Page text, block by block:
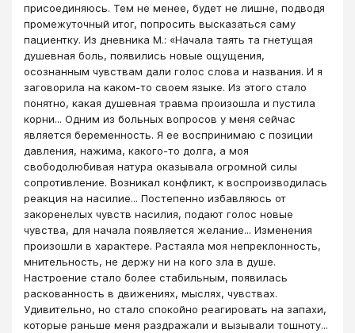
присоединяюсь. Тем не менее, будет не лишне, подводя
промежуточный итог, попросить высказаться саму
пациентку. Из дневника М.: «Начала таять та гнетущая
душевная боль, появились новые ощущения,
осознанным чувствам дали голос слова и названия. И я
заговорила на каком-то своем языке. Из этого стало
понятно, какая душевная травма произошла и пустила
корни... Одним из больных вопросов у меня сейчас
является беременность. Я ее воспринимаю с позиции
давления, нажима, какого-то долга, а моя
свободолюбивая натура оказывала огромной силы
сопротивление. Возникал конфликт, к воспроизводилась
реакция на насилие... Постепенно избавляюсь от
закоренелых чувств насилия, подают голос новые
чувства, для начала появляется желание... Изменения
произошли в характере. Растаяла моя непреклонность,
мнительность, не держу ни на кого зла в душе.
Настроение стало более стабильным, появилась
раскованность в движениях, мыслях, чувствах.
Удивительно, но стало спокойно реагировать на запахи,
которые раньше меня раздражали и вызывали тошноту...